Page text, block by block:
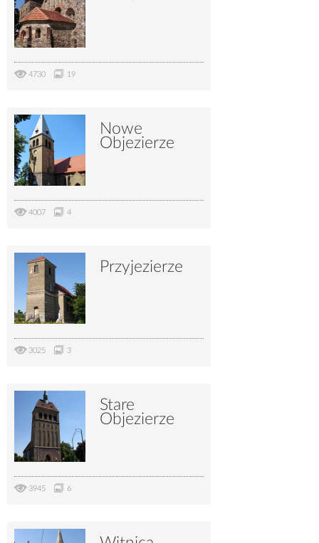
4730 19
Nowe
Objezierze
4007 4
Przyjezierze
3025 3
Stare
Objezierze
3945 6